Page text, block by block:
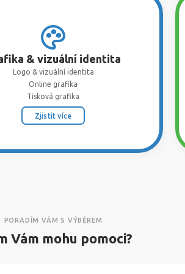
& vizuální identita
Logo & vizuální identita
Online grafika
Tisková grafika
Zjistit více
PORADÍM VÁM S VÝBĚREM
Vám mohu pomoci?